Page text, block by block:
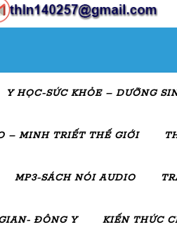
Y HỌC-SỨC KHỎE – DƯỠNG
– MINH TRIẾT THẾ GIỚI
MP3-SÁCH NÓI AUDIO
ĐÔNG Y KIẾN THỨC